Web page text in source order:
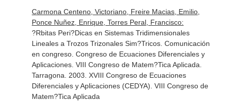
Carmona Centeno, Victoriano, Freire Macias, Emilio,
Ponce Nuñez, Enrique, Torres Peral, Francisco:
?Rbitas Peri?Dicas en Sistemas Tridimensionales
Lineales a Trozos Trizonales Sim?Tricos. Comunicación
en congreso. Congreso de Ecuaciones Diferenciales y
Aplicaciones. VIII Congreso de Matem?Tica Aplicada.
Tarragona. 2003. XVIII Congreso de Ecuaciones
Diferenciales y Aplicaciones (CEDYA). VIII Congreso de
Matem?Tica Aplicada